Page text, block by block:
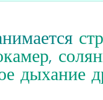
,
дыхание